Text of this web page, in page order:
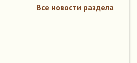
Все новости раздела